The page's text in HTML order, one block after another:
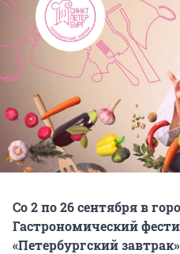
Со 2 по 26 сентября в
Гастрономический
«Петербургский